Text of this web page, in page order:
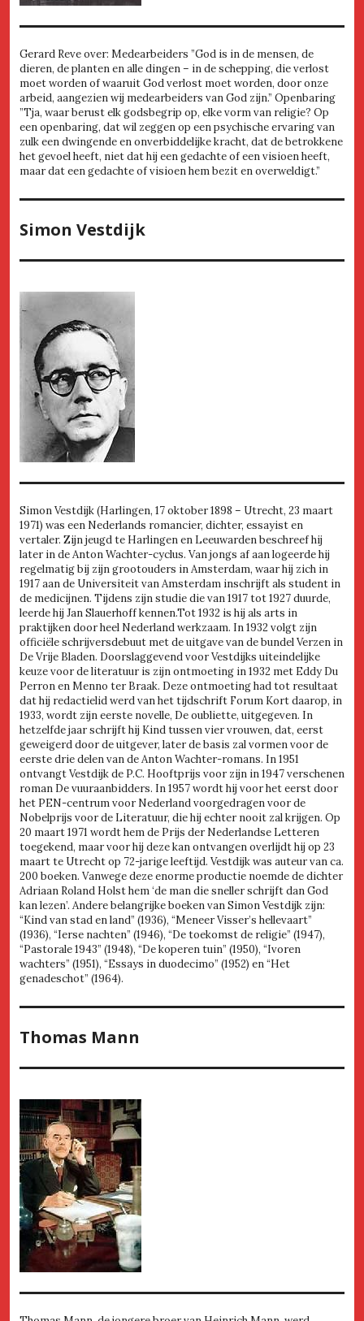
Gerard Reve over: Medearbeiders ”God is in de mensen, de
dieren, de planten en alle dingen – in de schepping, die verlost
moet worden of waaruit God verlost moet worden, door onze
arbeid, aangezien wij medearbeiders van God zijn.” Openbaring
”Tja, waar berust elk godsbegrip op, elke vorm van religie? Op
een openbaring, dat wil zeggen op een psychische ervaring van
zulk een dwingende en onverbiddelijke kracht, dat de betrokkene
het gevoel heeft, niet dat hij een gedachte of een visioen heeft,
maar dat een gedachte of visioen hem bezit en overweldigt.”
Simon Vestdijk
Simon Vestdijk (Harlingen, 17 oktober 1898 – Utrecht, 23 maart
1971) was een Nederlands romancier, dichter, essayist en
vertaler. Zijn jeugd te Harlingen en Leeuwarden beschreef hij
later in de Anton Wachter-cyclus. Van jongs af aan logeerde hij
regelmatig bij zijn grootouders in Amsterdam, waar hij zich in
1917 aan de Universiteit van Amsterdam inschrijft als student in
de medicijnen. Tijdens zijn studie die van 1917 tot 1927 duurde,
leerde hij Jan Slauerhoff kennen.Tot 1932 is hij als arts in
praktijken door heel Nederland werkzaam. In 1932 volgt zijn
officiële schrijversdebuut met de uitgave van de bundel Verzen in
De Vrije Bladen. Doorslaggevend voor Vestdijks uiteindelijke
keuze voor de literatuur is zijn ontmoeting in 1932 met Eddy Du
Perron en Menno ter Braak. Deze ontmoeting had tot resultaat
dat hij redactielid werd van het tijdschrift Forum Kort daarop, in
1933, wordt zijn eerste novelle, De oubliette, uitgegeven. In
hetzelfde jaar schrijft hij Kind tussen vier vrouwen, dat, eerst
geweigerd door de uitgever, later de basis zal vormen voor de
eerste drie delen van de Anton Wachter-romans. In 1951
ontvangt Vestdijk de P.C. Hooftprijs voor zijn in 1947 verschenen
roman De vuuraanbidders. In 1957 wordt hij voor het eerst door
het PEN-centrum voor Nederland voorgedragen voor de
Nobelprijs voor de Literatuur, die hij echter nooit zal krijgen. Op
20 maart 1971 wordt hem de Prijs der Nederlandse Letteren
toegekend, maar voor hij deze kan ontvangen overlijdt hij op 23
maart te Utrecht op 72-jarige leeftijd. Vestdijk was auteur van ca.
200 boeken. Vanwege deze enorme productie noemde de dichter
Adriaan Roland Holst hem ‘de man die sneller schrijft dan God
kan lezen’. Andere belangrijke boeken van Simon Vestdijk zijn:
“Kind van stad en land” (1936), “Meneer Visser’s hellevaart”
(1936), “Ierse nachten” (1946), “De toekomst de religie” (1947),
“Pastorale 1943” (1948), “De koperen tuin” (1950), “Ivoren
wachters” (1951), “Essays in duodecimo” (1952) en “Het
genadeschot” (1964).
Thomas Mann